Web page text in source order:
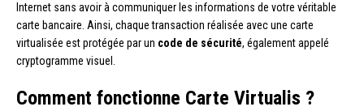
Internet sans avoir à communiquer les informations de votre véritable
carte bancaire. Ainsi, chaque transaction réalisée avec une carte
virtualisée est protégée par un code de sécurité, également appelé
cryptogramme visuel.
Comment fonctionne Carte Virtualis ?